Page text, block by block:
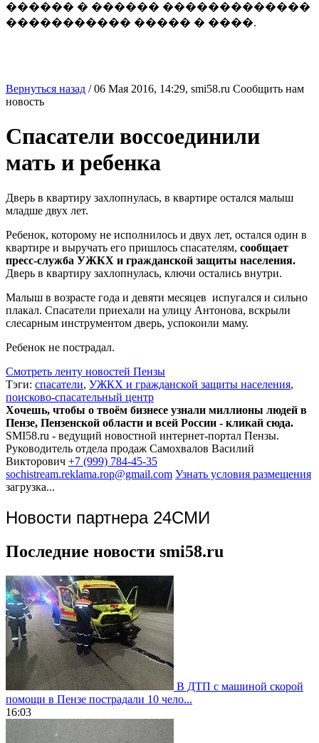
������ � ������ �������������
����������� ����� � ����.
Вернуться назад /06 Мая 2016, 14:29, smi58.ru Сообщить нам
новость
Спасатели воссоединили
мать и ребенка
Дверь в квартиру захлопнулась, в квартире остался малыш
младше двух лет.
Ребенок, которому не исполнилось и двух лет, остался один в
квартире и выручать его пришлось спасателям, сообщает
пресс-служба УЖКХ и гражданской защиты населения.
Дверь в квартиру захлопнулась, ключи остались внутри.
Малыш в возрасте года и девяти месяцев испугался и сильно
плакал. Спасатели приехали на улицу Антонова, вскрыли
слесарным инструментом дверь, успокоили маму.
Ребенок не пострадал.
Смотреть ленту новостей Пензы
Тэги: спасатели, УЖКХ и гражданской защиты населения,
поисково-спасательный центр
Хочешь, чтобы о твоём бизнесе узнали миллионы людей в
Пензе, Пензенской области и всей России - кликай сюда.
SMI58.ru - ведущий новостной интернет-портал Пензы.
Руководитель отдела продаж Самохвалов Василий
Викторович +7 (999) 784-45-35
sochistream.reklama.rop@gmail.com Узнать условия размещения
загрузка...
Новости партнера 24СМИ
Последние новости smi58.ru
В ДТП с машиной скорой
помощи в Пензе пострадали 10 чело...
16:03